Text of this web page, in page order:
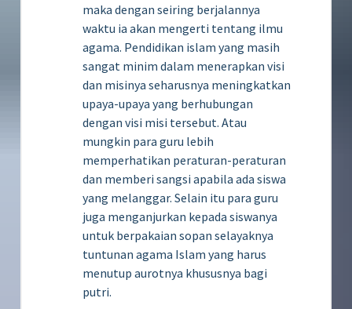
maka dengan seiring berjalannya
waktu ia akan mengerti tentang ilmu
agama. Pendidikan islam yang masih
sangat minim dalam menerapkan visi
dan misinya seharusnya meningkatkan
upaya-upaya yang berhubungan
dengan visi misi tersebut. Atau
mungkin para guru lebih
memperhatikan peraturan-peraturan
dan memberi sangsi apabila ada siswa
yang melanggar. Selain itu para guru
juga menganjurkan kepada siswanya
untuk berpakaian sopan selayaknya
tuntunan agama Islam yang harus
menutup aurotnya khususnya bagi
putri.